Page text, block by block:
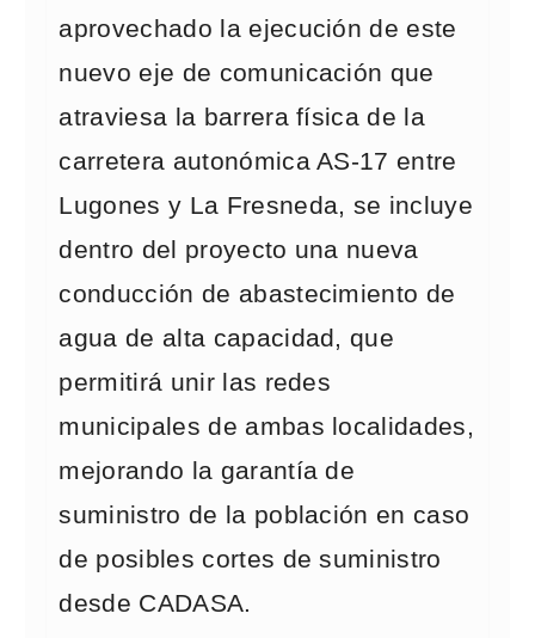
aprovechado la ejecución de este
nuevo eje de comunicación que
atraviesa la barrera física de la
carretera autonómica AS-17 entre
Lugones y La Fresneda, se incluye
dentro del proyecto una nueva
conducción de abastecimiento de
agua de alta capacidad, que
permitirá unir las redes
municipales de ambas localidades,
mejorando la garantía de
suministro de la población en caso
de posibles cortes de suministro
desde CADASA.